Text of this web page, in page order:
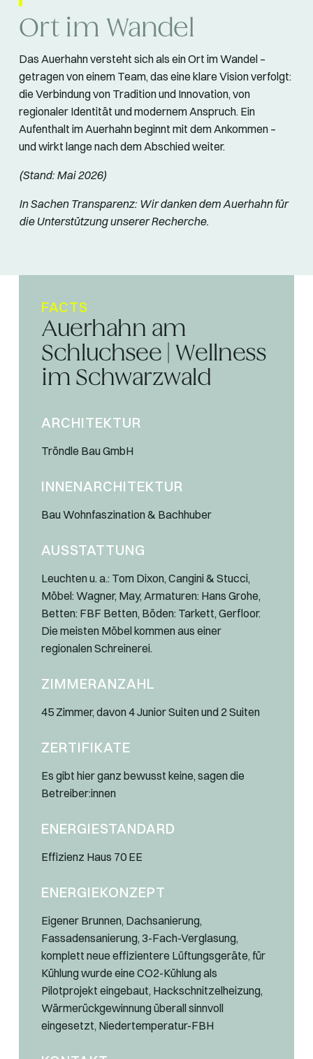
Ort im Wandel
Das Auerhahn versteht sich als ein Ort im Wandel –
getragen von einem Team, das eine klare Vision verfolgt:
die Verbindung von Tradition und Innovation, von
regionaler Identität und modernem Anspruch. Ein
Aufenthalt im Auerhahn beginnt mit dem Ankommen –
und wirkt lange nach dem Abschied weiter.
(Stand: Mai 2026)
In Sachen Transparenz: Wir danken dem Auerhahn für
die Unterstützung unserer Recherche.
FACTS
Auerhahn am
Schluchsee | Wellness
im Schwarzwald
ARCHITEKTUR
Tröndle Bau GmbH
INNENARCHITEKTUR
Bau Wohnfaszination & Bachhuber
AUSSTATTUNG
Leuchten u. a.: Tom Dixon, Cangini & Stucci,
Möbel: Wagner, May, Armaturen: Hans Grohe,
Betten: FBF Betten, Böden: Tarkett, Gerfloor.
Die meisten Möbel kommen aus einer
regionalen Schreinerei.
ZIMMERANZAHL
45 Zimmer, davon 4 Junior Suiten und 2 Suiten
ZERTIFIKATE
Es gibt hier ganz bewusst keine, sagen die
Betreiber:innen
ENERGIESTANDARD
Effizienz Haus 70 EE
ENERGIEKONZEPT
Eigener Brunnen, Dachsanierung,
Fassadensanierung, 3-Fach-Verglasung,
komplett neue effizientere Lüftungsgeräte, für
Kühlung wurde eine CO2-Kühlung als
Pilotprojekt eingebaut, Hackschnitzelheizung,
Wärmerückgewinnung überall sinnvoll
eingesetzt, Niedertemperatur-FBH